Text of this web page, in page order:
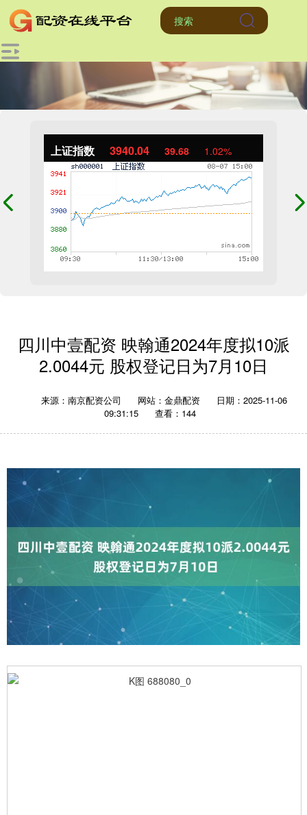
上证指数 3940.04 39.68 1.02%
四川中壹配资 映翰通2024年度拟10派
2.0044元 股权登记日为7月10日
来源：南京配资公司 网站：金鼎配资
日期：2025-11-06
09:31:15
查看：144